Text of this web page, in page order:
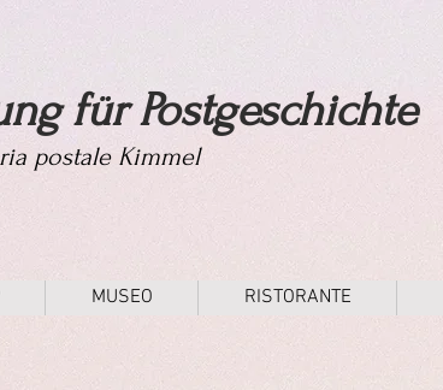
für Postgeschichte
postale Kimmel
MUSEO RISTORANTE